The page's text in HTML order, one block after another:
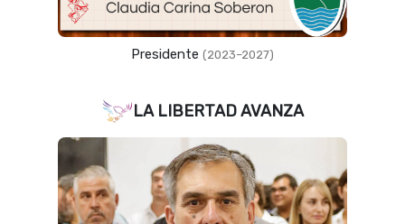
Presidente (2023–2027)
LA LIBERTAD AVANZA